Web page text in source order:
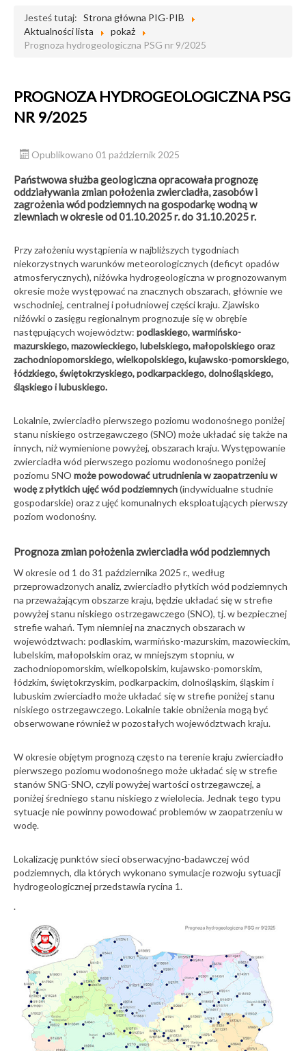
Jesteś tutaj: Strona główna PIG-PIB
Aktualności lista
pokaż
Prognoza hydrogeologiczna PSG nr 9/2025
PROGNOZA HYDROGEOLOGICZNA PSG
NR 9/2025
Opublikowano 01 październik 2025
Państwowa służba geologiczna opracowała prognozę
oddziaływania zmian położenia zwierciadła, zasobów i
zagrożenia wód podziemnych na gospodarkę wodną w
zlewniach w okresie od 01.10.2025 r. do 31.10.2025 r.
Przy założeniu wystąpienia w najbliższych tygodniach
niekorzystnych warunków meteorologicznych (deficyt opadów
atmosferycznych), niżówka hydrogeologiczna w prognozowanym
okresie może występować na znacznych obszarach, głównie we
wschodniej, centralnej i południowej części kraju. Zjawisko
niżówki o zasięgu regionalnym prognozuje się w obrębie
następujących województw: podlaskiego, warmińsko-
mazurskiego, mazowieckiego, lubelskiego, małopolskiego oraz
zachodniopomorskiego, wielkopolskiego, kujawsko-pomorskiego,
łódzkiego, świętokrzyskiego, podkarpackiego, dolnośląskiego,
śląskiego i lubuskiego.
Lokalnie, zwierciadło pierwszego poziomu wodonośnego poniżej
stanu niskiego ostrzegawczego (SNO) może układać się także na
innych, niż wymienione powyżej, obszarach kraju. Występowanie
zwierciadła wód pierwszego poziomu wodonośnego poniżej
poziomu SNO może powodować utrudnienia w zaopatrzeniu w
wodę z płytkich ujęć wód podziemnych(indywidualne studnie
gospodarskie) oraz z ujęć komunalnych eksploatujących pierwszy
poziom wodonośny.
Prognoza zmian położenia zwierciadła wód podziemnych
W okresie od 1 do 31 października 2025 r., według
przeprowadzonych analiz, zwierciadło płytkich wód podziemnych
na przeważającym obszarze kraju, będzie układać się w strefie
powyżej stanu niskiego ostrzegawczego (SNO), tj. w bezpiecznej
strefie wahań. Tym niemniej na znacznych obszarach w
województwach: podlaskim, warmińsko-mazurskim, mazowieckim,
lubelskim, małopolskim oraz, w mniejszym stopniu, w
zachodniopomorskim, wielkopolskim, kujawsko-pomorskim,
łódzkim, świętokrzyskim, podkarpackim, dolnośląskim, śląskim i
lubuskim zwierciadło może układać się w strefie poniżej stanu
niskiego ostrzegawczego. Lokalnie takie obniżenia mogą być
obserwowane również w pozostałych województwach kraju.
W okresie objętym prognozą często na terenie kraju zwierciadło
pierwszego poziomu wodonośnego może układać się w strefie
stanów SNG-SNO, czyli powyżej wartości ostrzegawczej, a
poniżej średniego stanu niskiego z wielolecia. Jednak tego typu
sytuacje nie powinny powodować problemów w zaopatrzeniu w
wodę.
Lokalizację punktów sieci obserwacyjno-badawczej wód
podziemnych, dla których wykonano symulacje rozwoju sytuacji
hydrogeologicznej przedstawia rycina 1.
.